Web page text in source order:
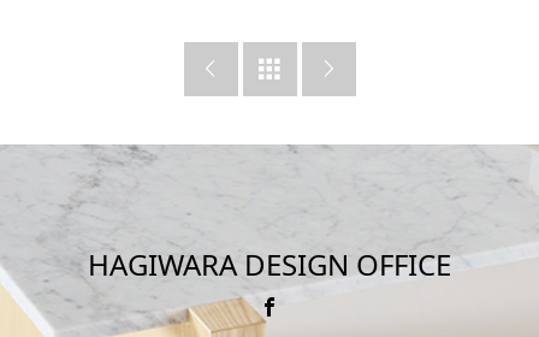
  
HAGIWARA DESIGN OFFICE